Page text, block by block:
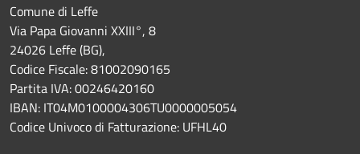
Comune di Leffe
Via Papa Giovanni XXIII°, 8
24026 Leffe (BG),
Codice Fiscale: 81002090165
Partita IVA: 00246420160
IBAN: IT04M0100004306TU0000005054
Codice Univoco di Fatturazione: UFHL40